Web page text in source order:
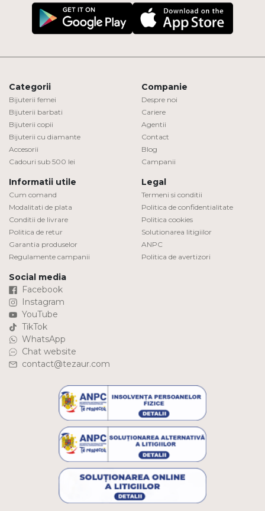
Categorii
Bijuterii femei
Bijuterii barbati
Bijuterii copii
Bijuterii cu diamante
Accesorii
Cadouri sub 500 lei
Companie
Despre noi
Cariere
Agentii
Contact
Blog
Campanii
Informatii utile
Cum comand
Modalitati de plata
Conditii de livrare
Politica de retur
Garantia produselor
Regulamente campanii
Legal
Termeni si conditii
Politica de confidentialitate
Politica cookies
Solutionarea litigiilor
ANPC
Politica de avertizori
Social media
Facebook
Instagram
YouTube
TikTok
WhatsApp
Chat website
contact@tezaur.com